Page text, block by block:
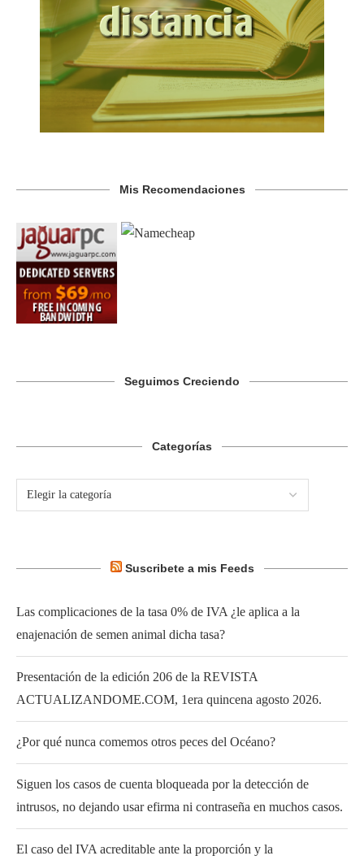
Mis Recomendaciones
Seguimos Creciendo
Categorías
Suscribete a mis Feeds
Las complicaciones de la tasa 0% de IVA ¿le aplica a la
enajenación de semen animal dicha tasa?
Presentación de la edición 206 de la REVISTA
ACTUALIZANDOME.COM, 1era quincena agosto 2026.
¿Por qué nunca comemos otros peces del Océano?
Siguen los casos de cuenta bloqueada por la detección de
intrusos, no dejando usar efirma ni contraseña en muchos casos.
El caso del IVA acreditable ante la proporción y la